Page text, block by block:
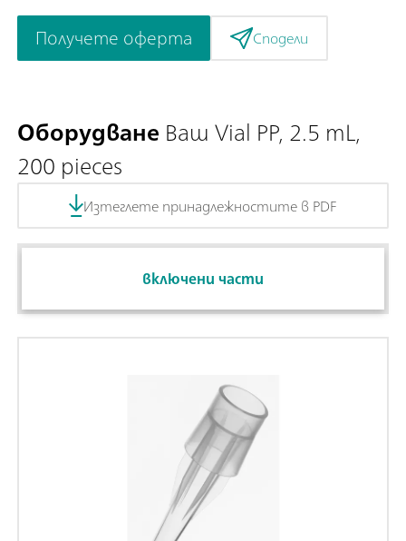
Получете оферта Сподели
Оборудване Ваш Vial PP, 2.5 mL,
200 pieces
Изтеглете принадлежностите в PDF
включени части